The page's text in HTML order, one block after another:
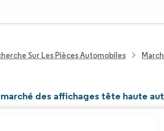
Sur Les Pièces Automobiles
des affichages tête haute